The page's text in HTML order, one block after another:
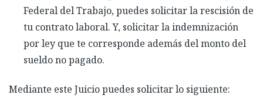
Federal del Trabajo, puedes solicitar la rescisión de
tu contrato laboral. Y, solicitar la indemnización
por ley que te corresponde además del monto del
sueldo no pagado.
Mediante este Juicio puedes solicitar lo siguiente: